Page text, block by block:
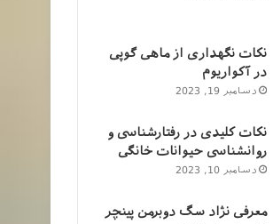
نکات نگهداری از ماهی گوپی
در آکواریوم
دسامبر 19, 2023
نکات کلیدی در رفتارشناسی و
روانشناسی حیوانات خانگی
دسامبر 10, 2023
معرفی نژاد سگ دوبرمن پینچر